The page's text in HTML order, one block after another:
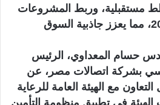
مستقبلية، وربط المشروعات
الصحية برؤية مصر 2030، مما يعزز جاذبية السوق
حسام المعداوي، الرئيس
بشركة اتصالات مصر، عن
مع الهيئة العامة للرعاية
الهيئة في تطبيق منظومة التأمين